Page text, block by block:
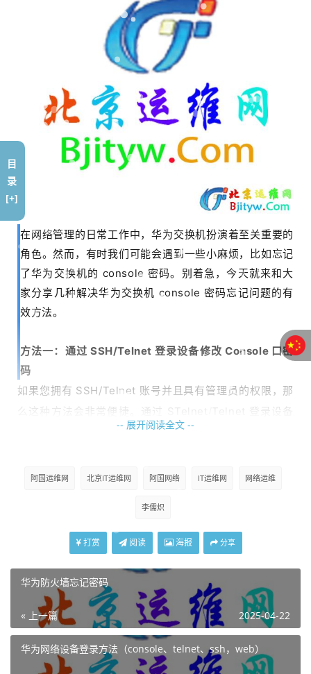
在网络管理的日常工作中，华为交换机扮演着至关重要的
角色。然而，有时我们可能会遇到一些小麻烦，比如忘记
了华为交换机的 console 密码。别着急，今天就来和大
家分享几种解决华为交换机 console 密码忘记问题的有
效方法。
方法一：通过 SSH/Telnet 登录设备修改 Console 口密
码
如果您拥有 SSH/Telnet 账号并且具有管理员的权限，那
么这种方法会非常便捷。通过 STelnet/Telnet 登录设备
后，修改 Console 口登录密码，然后保存配置。
首先，确保您能顺利使用 SSH账号登录到设备。
确认当前账号权限
登录后，要确认当前账号权限为 3 级或 3 级以上，只有达
到这个权限级别，才有足够的权限去修改 Console 口密
码。
这种方法的优点是操作相对简单，而且不会对设备进行重
-- 展开阅读全文 --
阿国运维网 北京IT运维网 阿国网络 IT运维网 网络运维
李儒炽
打赏 阅读 海报 分享
华为防火墙忘记密码
« 上一篇 2025-04-22
华为网络设备登录方法（console、telnet、ssh，web）
目
录
[+]